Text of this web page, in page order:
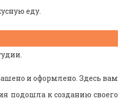
еду.
и оформлено. Здесь вам
подошла к созданию своего